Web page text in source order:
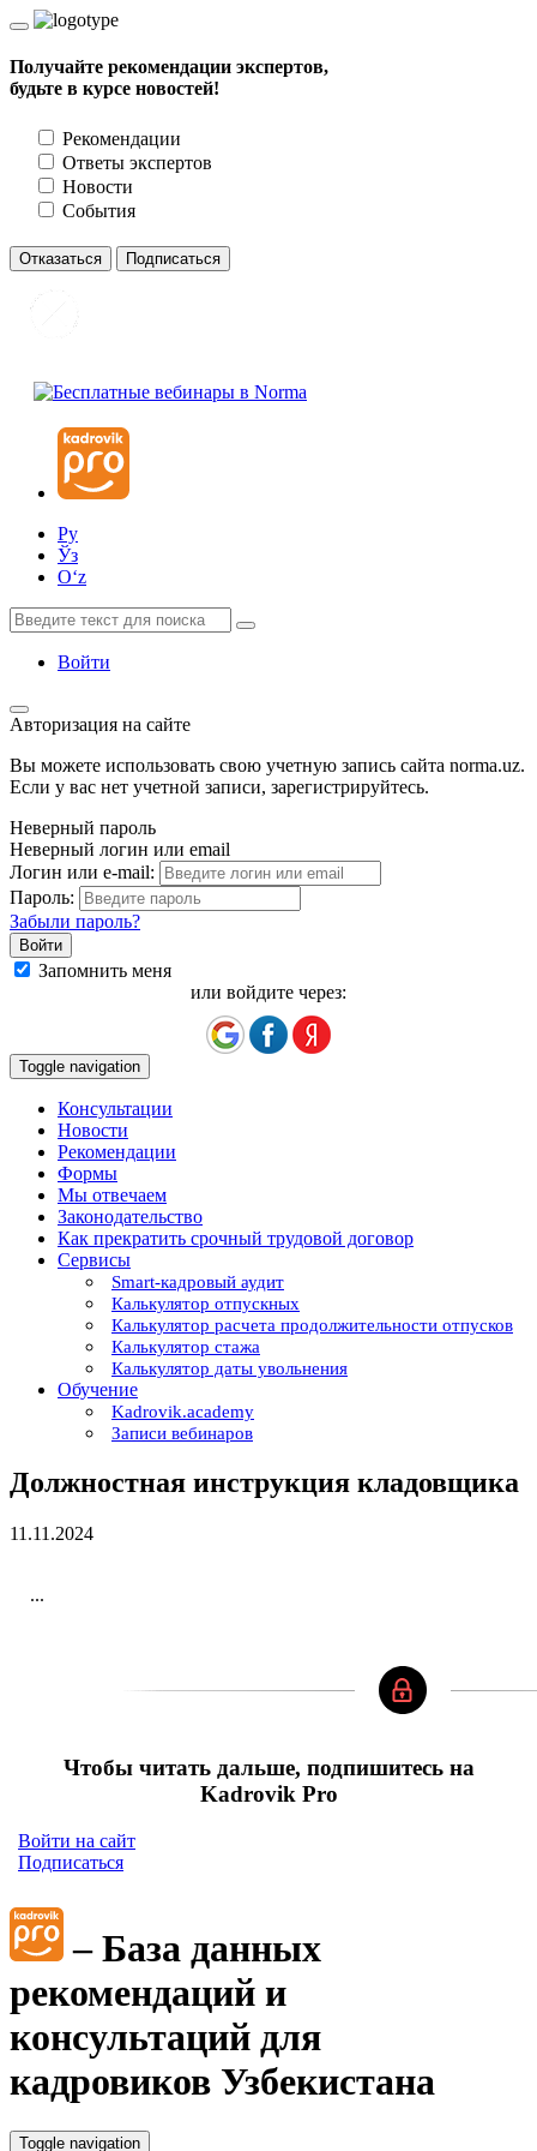
Получайте рекомендации экспертов,
будьте в курсе новостей!
Рекомендации
Ответы экспертов
Новости
События
Отказаться Подписаться
Ру
Ўз
Oʻz
Войти
Авторизация на сайте
Вы можете использовать свою учетную запись сайта norma.uz.
Если у вас нет учетной записи, зарегистрируйтесь.
Неверный пароль
Неверный логин или email
Логин или e-mail:
Пароль:
Забыли пароль?
Запомнить меня
или войдите через:
Toggle navigation
Консультации
Новости
Рекомендации
Формы
Мы отвечаем
Законодательство
Как прекратить срочный трудовой договор
Сервисы
Smart-кадровый аудит
Калькулятор отпускных
Калькулятор расчета продолжительности отпусков
Калькулятор стажа
Калькулятор даты увольнения
Обучение
Kadrovik.academy
Записи вебинаров
Должностная инструкция кладовщика
11.11.2024
...
Чтобы читать дальше, подпишитесь на
Kadrovik Pro
Войти на сайт
Подписаться
– База данных
рекомендаций и
консультаций для
кадровиков Узбекистана
Toggle navigation